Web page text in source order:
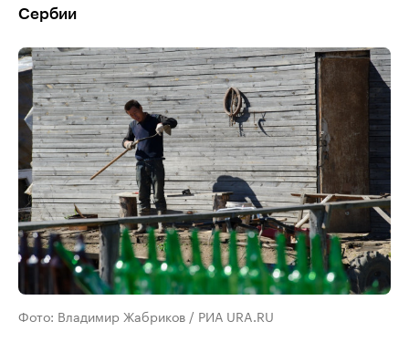
Сербии
Фото: Владимир Жабриков / РИА URA.RU